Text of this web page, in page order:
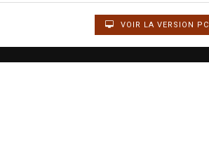
VOIR LA VERSION PC